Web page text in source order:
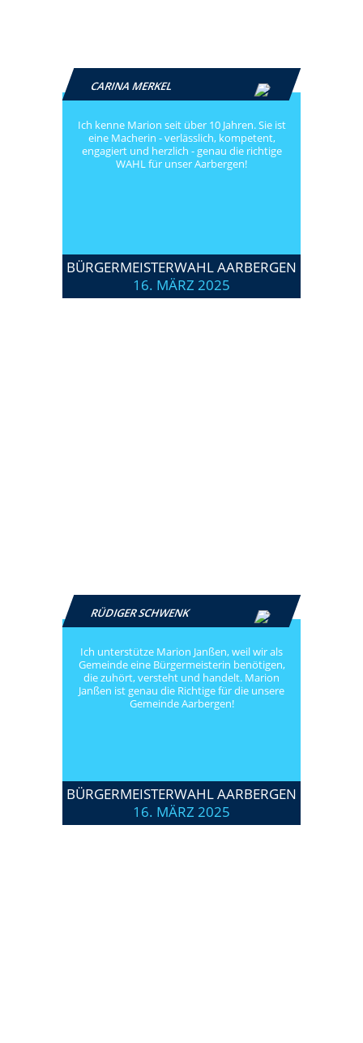
CARINA MERKEL
Ich kenne Marion seit über 10 Jahren. Sie ist
eine Macherin - verlässlich, kompetent,
engagiert und herzlich - genau die richtige
WAHL für unser Aarbergen!
BÜRGERMEISTERWAHL AARBERGEN
16. MÄRZ 2025
RÜDIGER SCHWENK
Ich unterstütze Marion Janßen, weil wir als
Gemeinde eine Bürgermeisterin benötigen,
die zuhört, versteht und handelt. Marion
Janßen ist genau die Richtige für die unsere
Gemeinde Aarbergen!
BÜRGERMEISTERWAHL AARBERGEN
16. MÄRZ 2025